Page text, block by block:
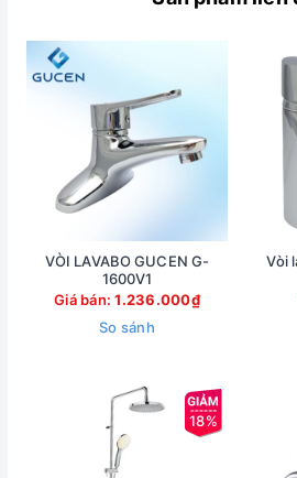
VÒI LAVABO GUCEN G-
1600V1
Giá bán:1.236.000₫
So sánh
Vòi
18%